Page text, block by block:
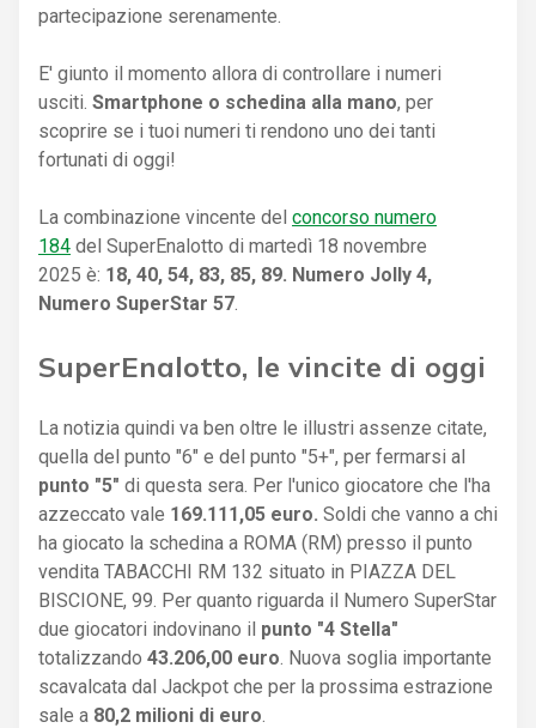
partecipazione serenamente.
E' giunto il momento allora di controllare i numeri
usciti. Smartphone o schedina alla mano, per
scoprire se i tuoi numeri ti rendono uno dei tanti
fortunati di oggi!
La combinazione vincente del concorso numero
184 del SuperEnalotto di martedì 18 novembre
2025 è: 18, 40, 54, 83, 85, 89. Numero Jolly 4,
Numero SuperStar 57
SuperEnalotto, le vincite di oggi
La notizia quindi va ben oltre le illustri assenze citate,
quella del punto "6" e del punto "5+", per fermarsi al
punto "5" di questa sera. Per l'unico giocatore che l'ha
azzeccato vale 169.111,05 euro. Soldi che vanno a chi
ha giocato la schedina a ROMA (RM) presso il punto
vendita TABACCHI RM 132 situato in PIAZZA DEL
BISCIONE, 99. Per quanto riguarda il Numero SuperStar
due giocatori indovinano il punto "4 Stella"
totalizzando 43.206,00 euro . Nuova soglia importante
scavalcata dal Jackpot che per la prossima estrazione
sale a 80,2 milioni di euro